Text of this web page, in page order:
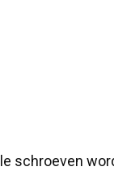
schroeven